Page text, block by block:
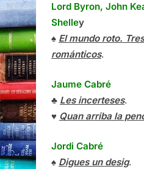
Lord Byron, John
Shelley
♠ El mundo roto.
románticos.
Jaume Cabré
♣ Les incerteses.
♥ Quan arriba la
Jordi Cabré
♠ Digues un desig.